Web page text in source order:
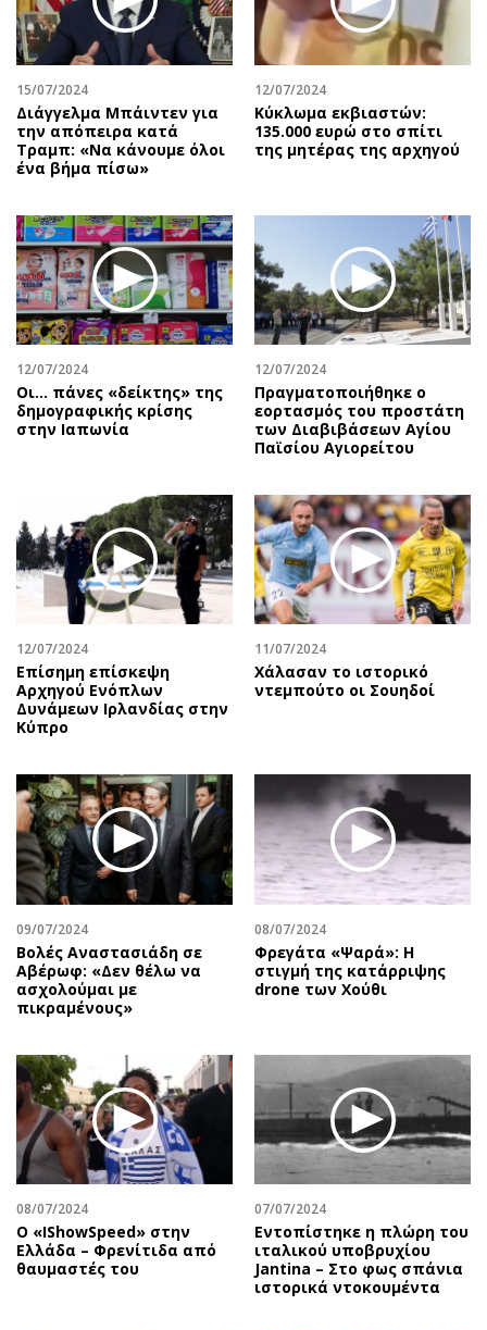
15/07/2024
Διάγγελμα Μπάιντεν για
την απόπειρα κατά
Τραμπ: «Να κάνουμε όλοι
ένα βήμα πίσω»
12/07/2024
Κύκλωμα εκβιαστών:
135.000 ευρώ στο σπίτι
της μητέρας της αρχηγού
12/07/2024
Οι… πάνες «δείκτης» της
δημογραφικής κρίσης
στην Ιαπωνία
12/07/2024
Πραγματοποιήθηκε ο
εορτασμός του προστάτη
των Διαβιβάσεων Αγίου
Παϊσίου Αγιορείτου
12/07/2024
Επίσημη επίσκεψη
Αρχηγού Ενόπλων
Δυνάμεων Ιρλανδίας στην
Κύπρο
11/07/2024
Χάλασαν το ιστορικό
ντεμπούτο οι Σουηδοί
09/07/2024
Βολές Αναστασιάδη σε
Αβέρωφ: «Δεν θέλω να
ασχολούμαι με
πικραμένους»
08/07/2024
Φρεγάτα «Ψαρά»: Η
στιγμή της κατάρριψης
drone των Χούθι
08/07/2024
Ο «IShowSpeed» στην
Ελλάδα – Φρενίτιδα από
θαυμαστές του
07/07/2024
Εντοπίστηκε η πλώρη του
ιταλικού υποβρυχίου
Jantina – Στο φως σπάνια
ιστορικά ντοκουμέντα